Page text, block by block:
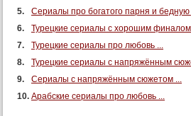
Сериалы про богатого парня и бедную
Турецкие сериалы с хорошим
Турецкие сериалы про любовь ...
Турецкие сериалы с напряжённым
Сериалы с напряжённым сюжетом ...
Арабские сериалы про любовь ...